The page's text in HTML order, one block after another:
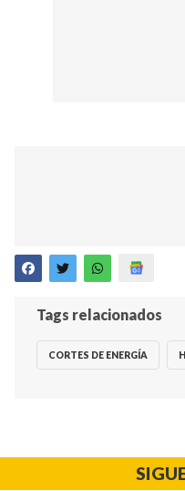
Tags relacionados
CORTES DE ENERGÍA